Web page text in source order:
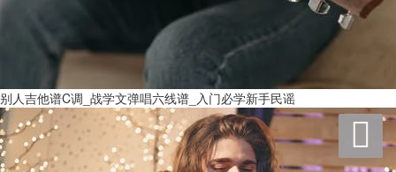
别人吉他谱C调_战学文弹唱六线谱_入门必学新手民谣
